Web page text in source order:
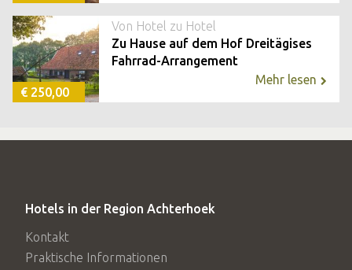
€ 250,00
Von Hotel zu Hotel
Zu Hause auf dem Hof Dreitägises
Fahrrad-Arrangement
Mehr lesen
Hotels in der Region Achterhoek
Kontakt
Praktische Informationen